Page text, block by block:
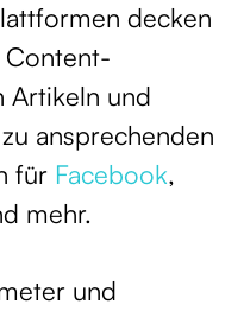
decken
Content-
Artikeln und
ansprechenden
für Facebook,
mehr.
und